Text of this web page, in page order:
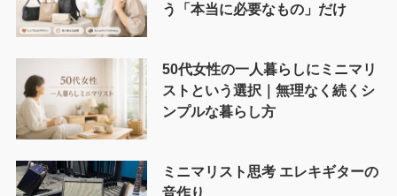
う「本当に必要なもの」だけ
50代女性の一人暮らしにミニマリ
ストという選択｜無理なく続くシ
ンプルな暮らし方
ミニマリスト思考 エレキギターの
音作り